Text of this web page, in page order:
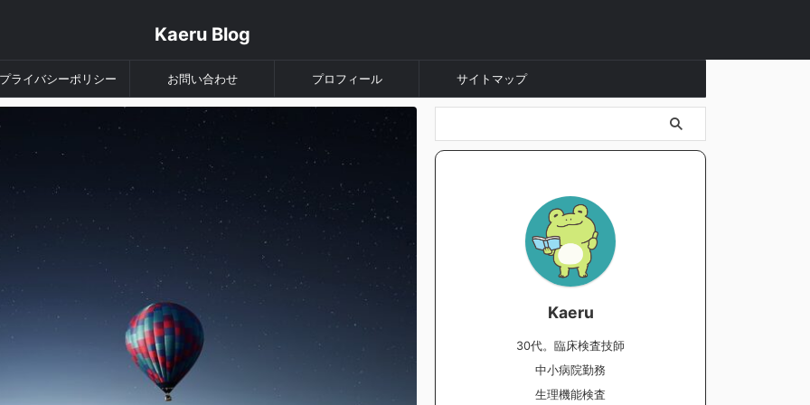
Kaeru Blog
ライバシーポリシー お問い合わせ プロフィール サイトマップ
Kaeru
30代。臨床検査技師
中小病院勤務
生理機能検査